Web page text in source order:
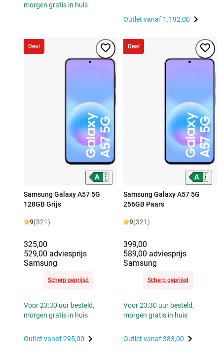
morgen gratis in huis
Outlet vanaf 1.192,00
Deal
Samsung Galaxy A57 5G
128GB Grijs
9(321)
325,00
529,00 adviesprijs
Samsung
Scherp geprijsd
Voor 23:30 uur besteld,
morgen gratis in huis
Outlet vanaf295,00
Deal
Samsung Galaxy A57 5G
256GB Paars
9(321)
399,00
589,00 adviesprijs
Samsung
Scherp geprijsd
Voor 23:30 uur besteld,
morgen gratis in huis
Outlet vanaf383,00